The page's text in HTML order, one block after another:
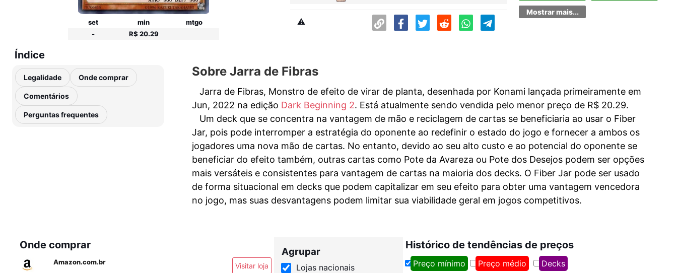
set min
mtgo
-
R$ 20.29
⚠️
Mostrar mais...
Índice
Legalidade Onde comprar
Comentários
Perguntas frequentes
Sobre Jarra de Fibras
Jarra de Fibras, Monstro de efeito de virar de planta, desenhada por Konami lançada primeiramente em
Jun, 2022 na edição Dark Beginning 2. Está atualmente sendo vendida pelo menor preço de R$ 20.29.
Um deck que se concentra na vantagem de mão e reciclagem de cartas se beneficiaria ao usar o Fiber
Jar, pois pode interromper a estratégia do oponente ao redefinir o estado do jogo e fornecer a ambos os
jogadores uma nova mão de cartas. No entanto, devido ao seu alto custo e ao potencial do oponente se
beneficiar do efeito também, outras cartas como Pote da Avareza ou Pote dos Desejos podem ser opções
mais versáteis e consistentes para vantagem de cartas na maioria dos decks. O Fiber Jar pode ser usado
de forma situacional em decks que podem capitalizar em seu efeito para obter uma vantagem vencedora
no jogo, mas suas desvantagens podem limitar sua viabilidade geral em jogos competitivos.
Onde comprar
Amazon.com.br
Visitar loja
Agrupar
Lojas nacionais
Histórico de tendências de preços
Preço mínimo Preço médio Decks